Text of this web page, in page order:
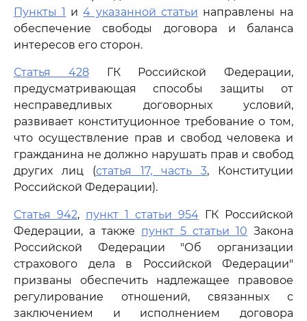
Пункты 1 и4 указанной статьи направлены на
обеспечение свободы договора и баланса
интересов его сторон.
Статья 428ГК Российской Федерации,
предусматривающая способы защиты от
несправедливых договорных условий,
развивает конституционное требование о том,
что осуществление прав и свобод человека и
гражданина не должно нарушать прав и свобод
других лиц (статья 17, часть 3, Конституции
Российской Федерации).
Статья 942, пункт 1 статьи 954 ГК Российской
Федерации, а также пункт 5 статьи 10 Закона
Российской Федерации "Об организации
страхового дела в Российской Федерации"
призваны обеспечить надлежащее правовое
регулирование отношений, связанных с
заключением и исполнением договора